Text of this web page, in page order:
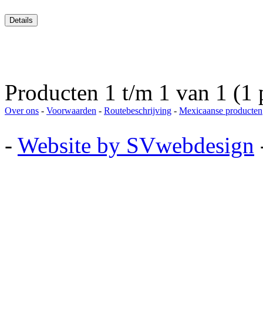
Producten 1 t/m 1 van 1 (1
Over ons - Voorwaarden - Routebeschrijving - Mexicaanse producten
- Website by SVwebdesign